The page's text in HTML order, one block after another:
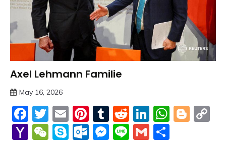
Trends
Axel Lehmann Familie
May 16, 2026
Facebook
Twitter
EmailPinterest
Tumblr
Reddit
LinkedIn
Yahoo
WeChat
SkypeOutlook.com
Messenger
LineGmail